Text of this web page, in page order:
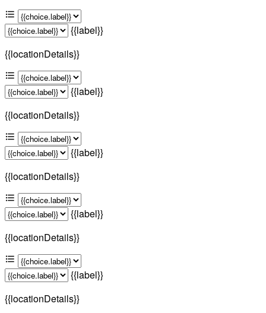
{{label}}
{{locationDetails}}
{{label}}
{{locationDetails}}
{{label}}
{{locationDetails}}
{{label}}
{{locationDetails}}
{{label}}
{{locationDetails}}